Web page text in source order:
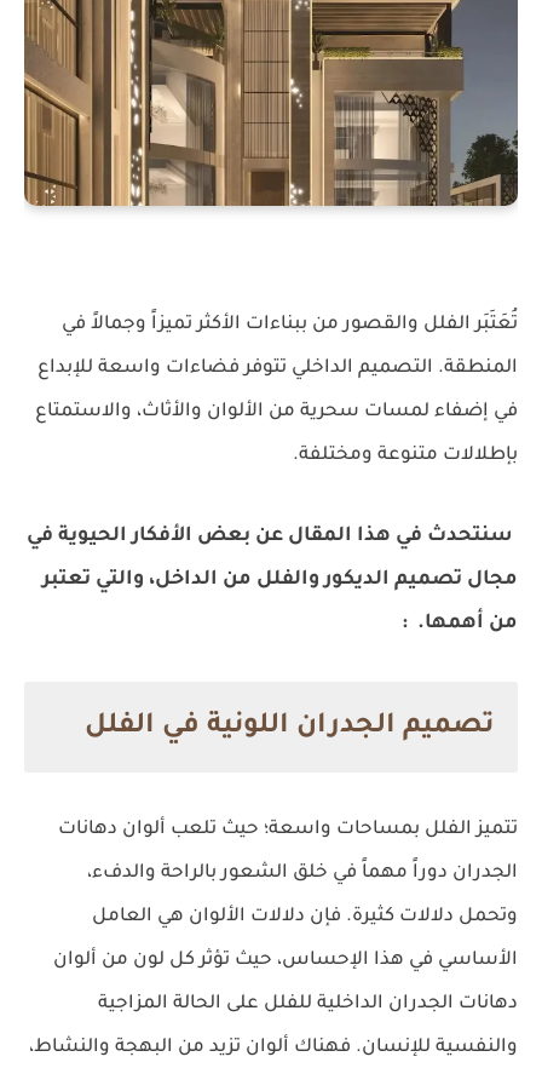
تُعَتَبَر الفلل والقصور من ببناءات الأكثر تميزاً وجمالاً في
المنطقة. التصميم الداخلي تتوفر فضاءات واسعة للإبداع
في إضفاء لمسات سحرية من الألوان والأثاث، والاستمتاع
بإطلالات متنوعة ومختلفة.
سنتحدث في هذا المقال عن بعض الأفكار الحيوية في
مجال تصميم الديكور والفلل من الداخل، والتي تعتبر
من أهمها. :
تصميم الجدران اللونية في الفلل
تتميز الفلل بمساحات واسعة؛ حيث تلعب ألوان دهانات
الجدران دوراً مهماً في خلق الشعور بالراحة والدفء،
وتحمل دلالات كثيرة. فإن دلالات الألوان هي العامل
الأساسي في هذا الإحساس، حيث تؤثر كل لون من ألوان
دهانات الجدران الداخلية للفلل على الحالة المزاجية
والنفسية للإنسان. فهناك ألوان تزيد من البهجة والنشاط،